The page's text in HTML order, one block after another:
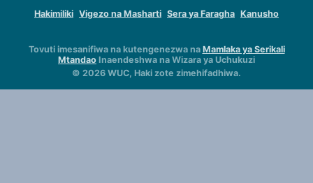
Hakimiliki Vigezo na Masharti Sera ya Faragha Kanusho
Tovuti imesanifiwa na kutengenezwa na Mamlaka ya Serikali
Mtandao Inaendeshwa na Wizara ya Uchukuzi
© 2026 WUC, Haki zote zimehifadhiwa.